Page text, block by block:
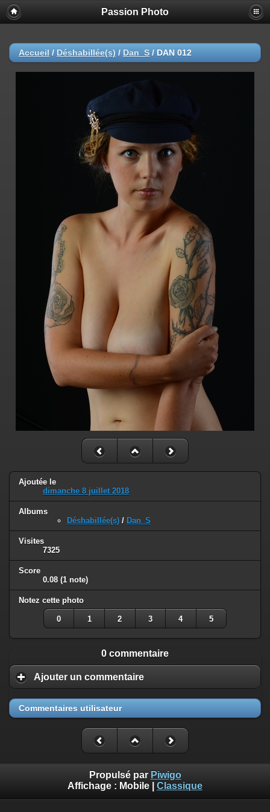
Passion Photo
Accueil / Déshabillée(s) / Dan_S / DAN 012
Ajoutée le
dimanche 8 juillet 2018
Albums
Déshabillée(s) / Dan_S
Visites
7325
Score
0.08 (1 note)
Notez cette photo
0 1 2 3 4 5
0 commentaire
Ajouter un commentaire
Commentaires utilisateur
Propulsé par Piwigo
Affichage : Mobile Classique